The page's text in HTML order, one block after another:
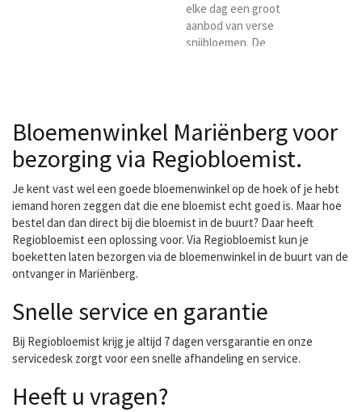
elke dag een groot
aanbod van verse
snijbloemen. De
bloemen en natuurlijk een
groot assortiment. Wij
willen graag de kwaliteit
bezorgen daarom ook
persoonlijk uw boeketten
in de regio Den Ham.
Bloemenwinkel Mariënberg voor
bezorging via Regiobloemist.
Je kent vast wel een goede bloemenwinkel op de hoek of je hebt
iemand horen zeggen dat die ene bloemist echt goed is. Maar hoe
bestel dan dan direct bij die bloemist in de buurt? Daar heeft
Regiobloemist een oplossing voor. Via Regiobloemist kun je
boeketten laten bezorgen via de bloemenwinkel in de buurt van de
ontvanger in Mariënberg.
Snelle service en garantie
Bij Regiobloemist krijg je altijd 7 dagen versgarantie en onze
servicedesk zorgt voor een snelle afhandeling en service.
Heeft u vragen?